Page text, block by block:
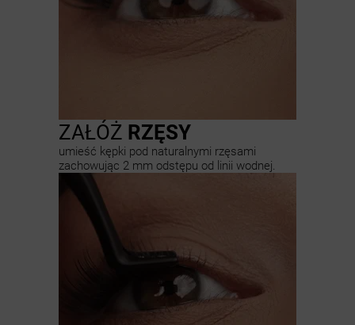
ZAŁÓŻ RZĘSY
umieść kępki pod naturalnymi rzęsami
zachowując 2 mm odstępu od linii wodnej.